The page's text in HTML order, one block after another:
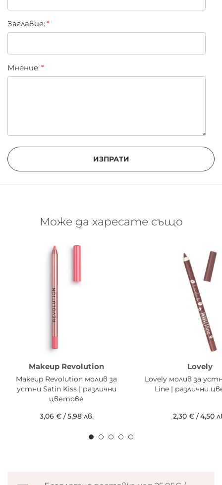
Заглавиe:
Мнение:
ИЗПРАТИ
Може да харесате също
Makeup Revolution
Makeup Revolution молив за
устни Satin Kiss | различни
цветове
3,06 €/5,98 лв.
Lovely
Lovely молив за
Line | различни
2,30 € /4,50